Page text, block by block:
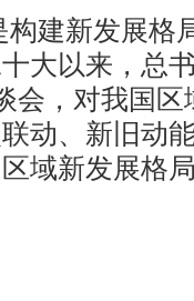
建新发展格
大以来，总
会，对我国
动、新旧动
域新发展格